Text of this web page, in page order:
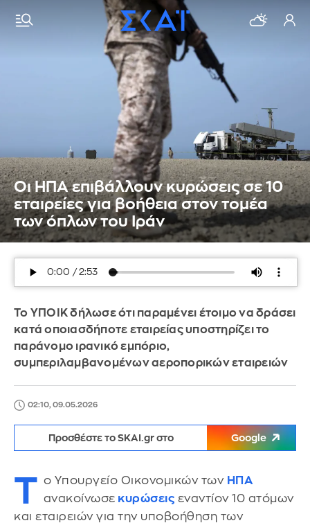
Οι ΗΠΑ επιβάλλουν κυρώσεις σε 10
εταιρείες για βοήθεια στον τομέα
των όπλων του Ιράν
Το ΥΠΟΙΚ δήλωσε ότι παραμένει έτοιμο να δράσει
κατά οποιασδήποτε εταιρείας υποστηρίζει το
παράνομο ιρανικό εμπόριο,
συμπεριλαμβανομένων αεροπορικών εταιρειών
02:10, 09.05.2026
Προσθέστε το SKAI.gr στο Google
Τ ο Υπουργείο Οικονομικών των ΗΠΑ
ανακοίνωσε κυρώσεις εναντίον 10 ατόμων
και εταιρειών για την υποβοήθηση των